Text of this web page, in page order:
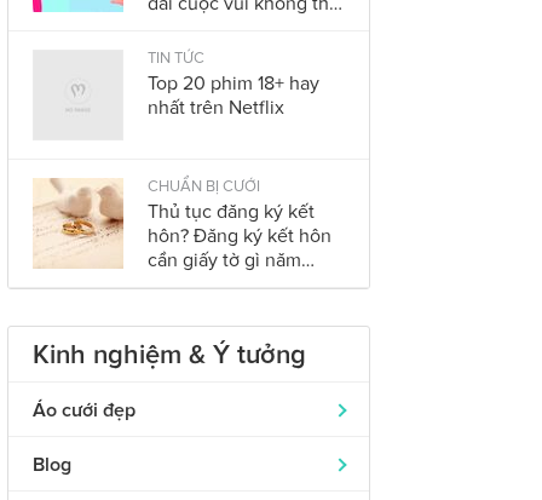
2023
TIN TỨC
Top 20 phim 18+ hay
nhất trên Netflix
CHUẨN BỊ CƯỚI
Thủ tục đăng ký kết
hôn? Đăng ký kết hôn
cần giấy tờ gì năm
2023?
Kinh nghiệm & Ý tưởng
Áo cưới đẹp
Áo dài cưới
319
Blog